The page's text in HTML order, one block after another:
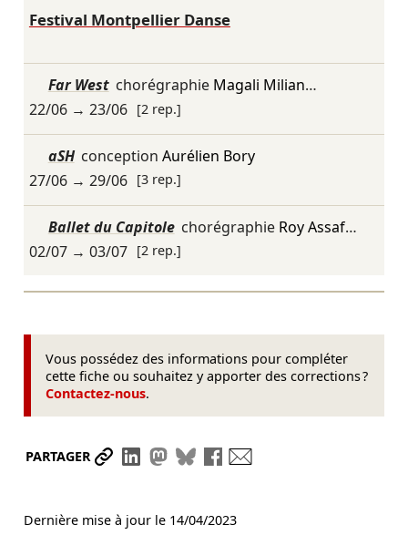
Festival Montpellier Danse
Far West chorégraphie Magali Milian…
22/06→ 23/06 [2 rep.]
aSH conception Aurélien Bory
27/06→ 29/06 [3 rep.]
Ballet du Capitole chorégraphie Roy Assaf…
02/07→ 03/07 [2 rep.]
Vous possédez des informations pour compléter
cette fiche ou souhaitez y apporter des corrections ?
Contactez-nous.
PARTAGER Partager le lien
Partager sur LinkedIn
Partager sur Mastodon
Partager sur Bluesky
Partager sur Facebook
Dernière mise à jour le 14/04/2023